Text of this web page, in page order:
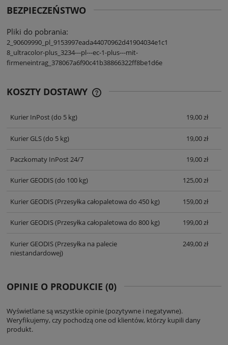
BEZPIECZEŃSTWO
Pliki do pobrania:
2_90609990_pl_9153997eada44070962d41904034e1c1
8_ultracolor-plus_3234---pl---ec-1-plus---mit-
firmeneintrag_378067a6f90c41b38866322ff8be1d6e
KOSZTY DOSTAWY
Kurier InPost(do 5 kg) 19,00 zł
Kurier GLS(do 5 kg) 19,00 zł
Paczkomaty InPost 24/7 19,00 zł
Kurier GEODIS(do 100 kg) 125,00 zł
Kurier GEODIS(Przesyłka całopaletowa do 450 kg) 159,00 zł
Kurier GEODIS(Przesyłka całopaletowa do 800 kg) 199,00 zł
Kurier GEODIS(Przesyłka na palecie
niestandardowej)
249,00 zł
OPINIE O PRODUKCIE (0)
Wyświetlane są wszystkie opinie (pozytywne i negatywne).
Weryfikujemy, czy pochodzą one od klientów, którzy kupili dany
produkt.